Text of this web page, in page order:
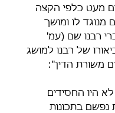
מעט כלפי הקצה
לו ומושך
רבנו שם (עמ'
של רבנו למושג
משורת הדין":
לא היו החסידים
נפשם בתכונות